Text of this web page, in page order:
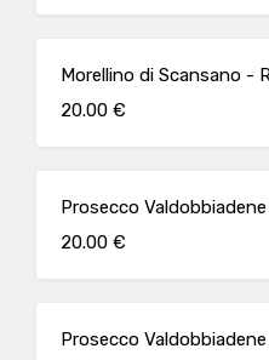
Morellino di Scansano -
20.00 €
Prosecco
20.00 €
Prosecco